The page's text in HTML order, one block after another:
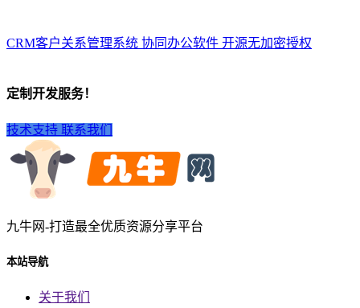
CRM客户关系管理系统 协同办公软件 开源无加密授权
定制开发服务！
技术支持 联系我们
九牛网-打造最全优质资源分享平台
本站导航
关于我们